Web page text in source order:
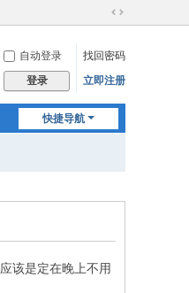
切
到
宽
自动登录
找回密码
登录 立即注册
快捷导航
该是定在晚上不用